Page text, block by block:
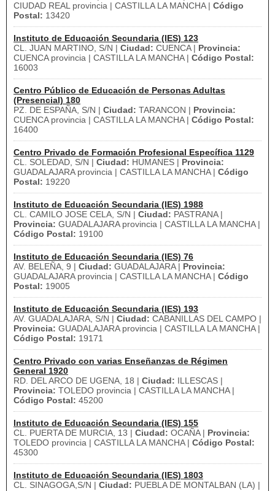
CIUDAD REAL provincia | CASTILLA LA MANCHA | Código
Postal: 13420
Instituto de Educación Secundaria (IES) 123
CL. JUAN MARTINO, S/N | Ciudad: CUENCA | Provincia:
CUENCA provincia | CASTILLA LA MANCHA | Código Postal:
16003
Centro Público de Educación de Personas Adultas
(Presencial) 180
PZ. DE ESPAÑA, S/N | Ciudad: TARANCON | Provincia:
CUENCA provincia | CASTILLA LA MANCHA | Código Postal:
16400
Centro Privado de Formación Profesional Específica 1129
CL. SOLEDAD, S/N | Ciudad: HUMANES | Provincia:
GUADALAJARA provincia | CASTILLA LA MANCHA | Código
Postal: 19220
Instituto de Educación Secundaria (IES) 1988
CL. CAMILO JOSE CELA, S/N | Ciudad: PASTRANA |
Provincia: GUADALAJARA provincia | CASTILLA LA MANCHA |
Código Postal: 19100
Instituto de Educación Secundaria (IES) 76
AV. BELEÑA, 9 | Ciudad: GUADALAJARA | Provincia:
GUADALAJARA provincia | CASTILLA LA MANCHA | Código
Postal: 19005
Instituto de Educación Secundaria (IES) 193
AV. GUADALAJARA, S/N | Ciudad: CABANILLAS DEL CAMPO |
Provincia: GUADALAJARA provincia | CASTILLA LA MANCHA |
Código Postal: 19171
Centro Privado con varias Enseñanzas de Régimen
General 1920
RD. DEL ARCO DE UGENA, 18 | Ciudad: ILLESCAS |
Provincia: TOLEDO provincia | CASTILLA LA MANCHA |
Código Postal: 45200
Instituto de Educación Secundaria (IES) 155
CL. PUERTA DE MURCIA, 13 | Ciudad: OCAÑA | Provincia:
TOLEDO provincia | CASTILLA LA MANCHA | Código Postal:
45300
Instituto de Educación Secundaria (IES) 1803
CL. SINAGOGA,S/N | Ciudad: PUEBLA DE MONTALBAN (LA) |